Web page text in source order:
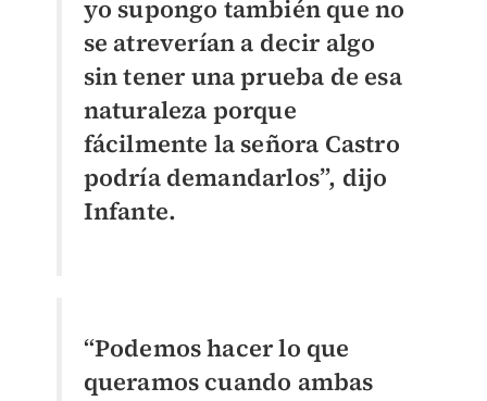
yo supongo también que no
se atreverían a decir algo
sin tener una prueba de esa
naturaleza porque
fácilmente la señora Castro
podría demandarlos”, dijo
Infante.
“Podemos hacer lo que
queramos cuando ambas